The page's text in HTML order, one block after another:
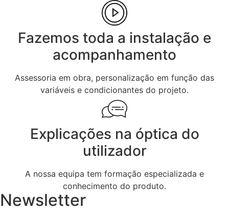
Fazemos toda a instalação e
acompanhamento
Assessoria em obra, personalização em função das
variáveis e condicionantes do projeto.
Explicações na óptica do
utilizador
A nossa equipa tem formação especializada e
conhecimento do produto.
Newsletter